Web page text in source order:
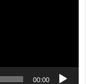
00:00